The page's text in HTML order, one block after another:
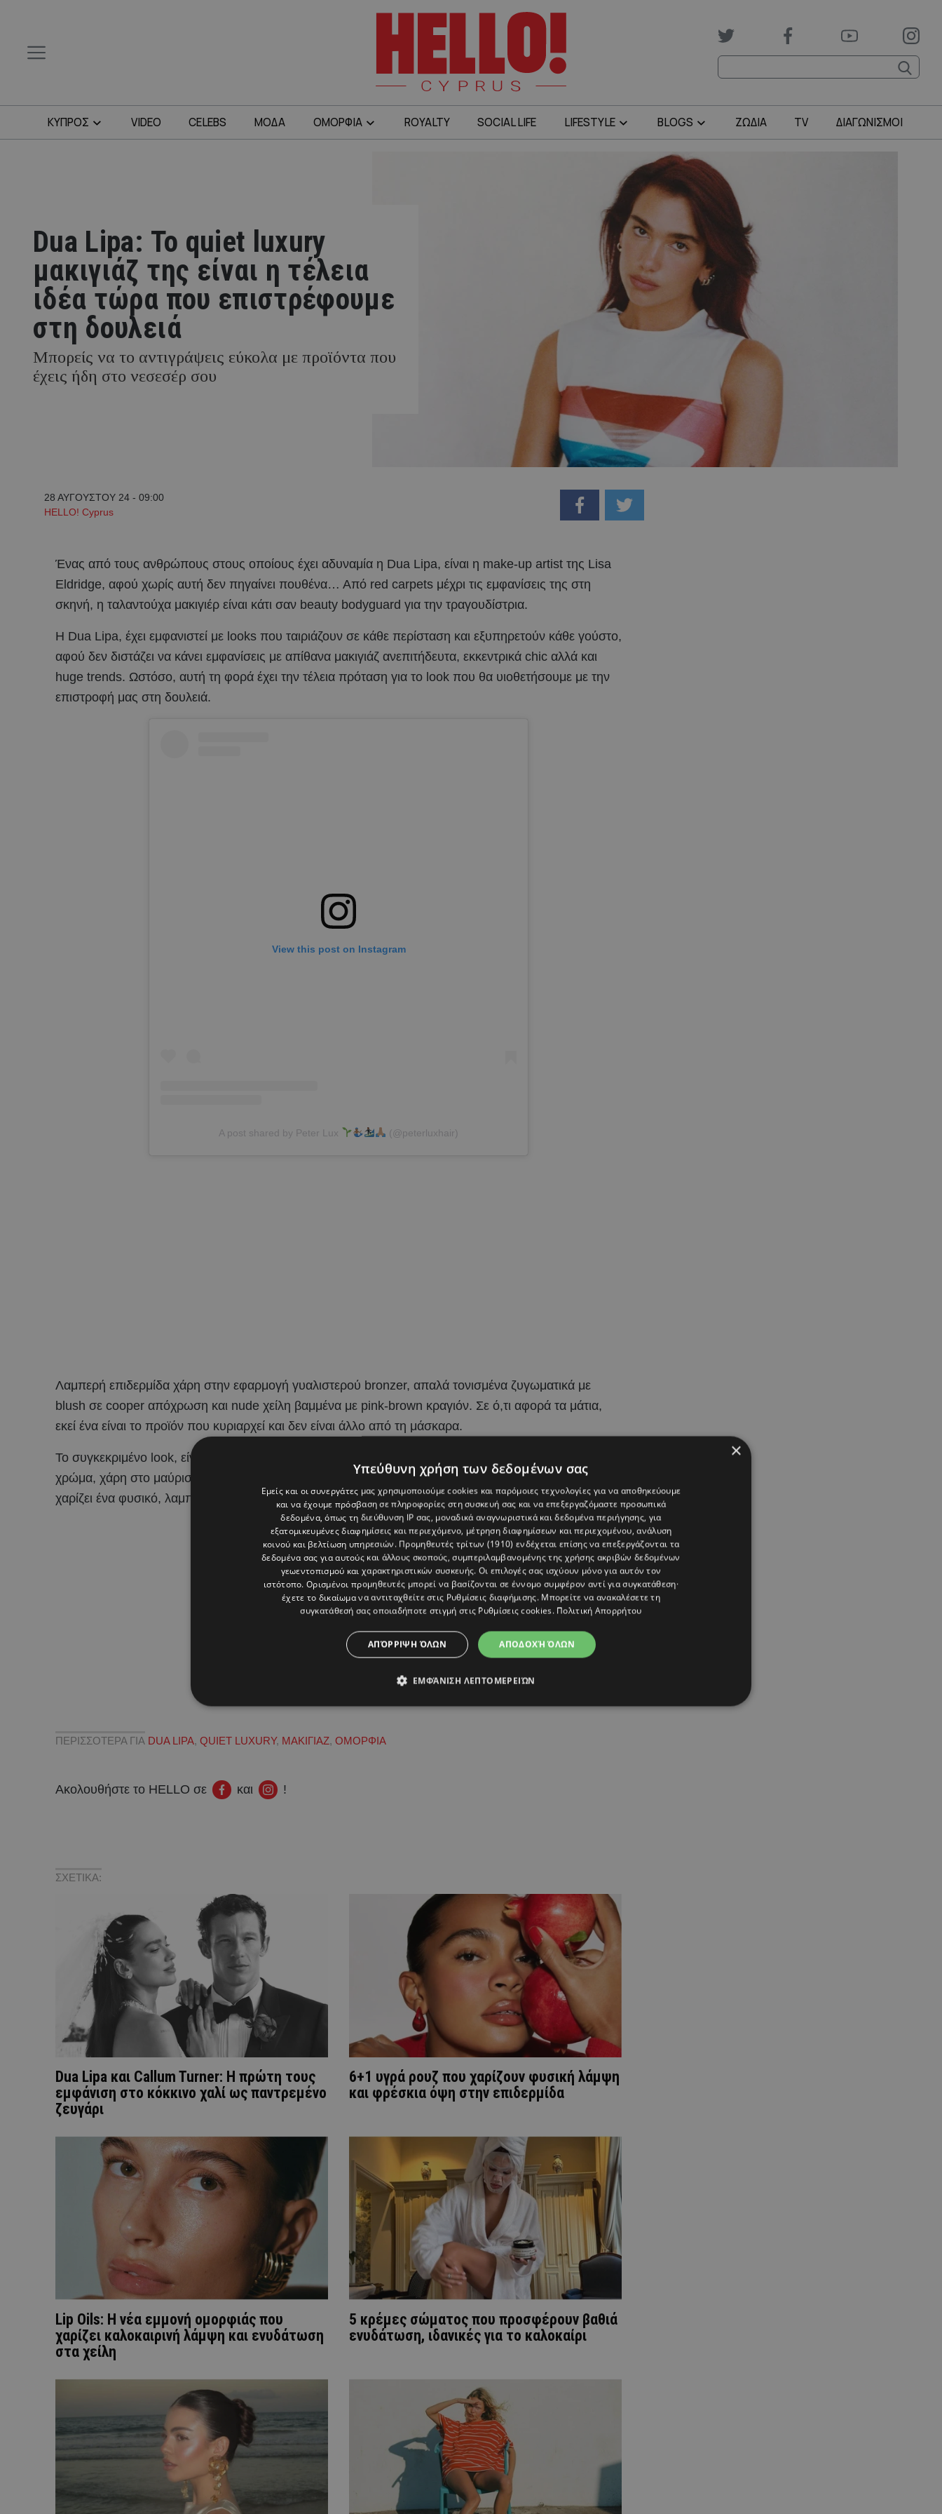
ΚΥΠΡΟΣ VIDEO CELEBS ΜΟΔΑ ΟΜΟΡΦΙΑ ROYALTY SOCIAL LIFE LIFESTYLE BLOGS ΖΩΔΙΑ TV ΔΙΑΓΩΝΙΣΜΟΙ
Dua Lipa: Το quiet luxury
μακιγιάζ της είναι η τέλεια
ιδέα τώρα που επιστρέφουμε
στη δουλειά
Μπορείς να το αντιγράψεις εύκολα με προϊόντα που
έχεις ήδη στο νεσεσέρ σου
28 ΑΥΓΟΥΣΤΟΥ 24 - 09:00
HELLO! Cyprus
Ένας από τους ανθρώπους στους οποίους έχει αδυναμία η Dua Lipa, είναι η make-up artist της Lisa
Eldridge, αφού χωρίς αυτή δεν πηγαίνει πουθένα… Από red carpets μέχρι τις εμφανίσεις της στη
σκηνή, η ταλαντούχα μακιγιέρ είναι κάτι σαν beauty bodyguard για την τραγουδίστρια.
Η Dua Lipa, έχει εμφανιστεί με looks που ταιριάζουν σε κάθε περίσταση και εξυπηρετούν κάθε γούστο,
αφού δεν διστάζει να κάνει εμφανίσεις με απίθανα μακιγιάζ ανεπιτήδευτα, εκκεντρικά chic αλλά και
huge trends. Ωστόσο, αυτή τη φορά έχει την τέλεια πρόταση για το look που θα υιοθετήσουμε με την
επιστροφή μας στη δουλειά.
View this post on Instagram
A post shared by Peter Lux (@peterluxhair)
Λαμπερή επιδερμίδα χάρη στην εφαρμογή γυαλιστερού bronzer, απαλά τονισμένα ζυγωματικά με
blush σε cooper απόχρωση και nude χείλη βαμμένα με pink-brown κραγιόν. Σε ό,τι αφορά τα μάτια,
εκεί ένα είναι το προϊόν που κυριαρχεί και δεν είναι άλλο από τη μάσκαρα.
Το συγκεκριμένο look, είναι ιδανικό για αυτή την εποχή που η επιδερμίδα έχει πάρει ένα ηλιοκαμμένο
χρώμα, χάρη στο μαύρισμα του καλοκαιριού, ενώ παράλληλα δεν αποτελείται από καμία υπερβολή και
χαρίζει ένα φυσικό, λαμπερό αποτέλεσμα.
ΠΕΡΙΣΣΟΤΕΡΑ ΓΙΑ DUA LIPA, QUIET LUXURY, ΜΑΚΙΓΙΑΖ, ΟΜΟΡΦΙΑ
Ακολουθήστε το HELLO σε και !
ΣΧΕΤΙΚΑ:
Dua Lipa και Callum Turner: Η πρώτη τους
εμφάνιση στο κόκκινο χαλί ως παντρεμένο
ζευγάρι
6+1 υγρά ρουζ που χαρίζουν φυσική λάμψη
και φρέσκια όψη στην επιδερμίδα
Lip Oils: Η νέα εμμονή ομορφιάς που
χαρίζει καλοκαιρινή λάμψη και ενυδάτωση
στα χείλη
5 κρέμες σώματος που προσφέρουν βαθιά
ενυδάτωση, ιδανικές για το καλοκαίρι
×
Υπεύθυνη χρήση των δεδομένων σας
Εμείς και οι συνεργάτες μας χρησιμοποιούμε cookies και παρόμοιες τεχνολογίες για να αποθηκεύουμε
και να έχουμε πρόσβαση σε πληροφορίες στη συσκευή σας και να επεξεργαζόμαστε προσωπικά
δεδομένα, όπως τη διεύθυνση IP σας, μοναδικά αναγνωριστικά και δεδομένα περιήγησης, για
εξατομικευμένες διαφημίσεις και περιεχόμενο, μέτρηση διαφημίσεων και περιεχομένου, ανάλυση
κοινού και βελτίωση υπηρεσιών. Προμηθευτές τρίτων (1910) ενδέχεται επίσης να επεξεργάζονται τα
δεδομένα σας για αυτούς και άλλους σκοπούς, συμπεριλαμβανομένης της χρήσης ακριβών δεδομένων
γεωεντοπισμού και χαρακτηριστικών συσκευής. Οι επιλογές σας ισχύουν μόνο για αυτόν τον
ιστότοπο. Ορισμένοι προμηθευτές μπορεί να βασίζονται σε έννομο συμφέρον αντί για συγκατάθεση·
έχετε το δικαίωμα να αντιταχθείτε στις Ρυθμίσεις διαφήμισης. Μπορείτε να ανακαλέσετε τη
συγκατάθεσή σας οποιαδήποτε στιγμή στις Ρυθμίσεις cookies. Πολιτική Απορρήτου
ΑΠΟΔΟΧΉ ΌΛΩΝ
ΑΠΌΡΡΙΨΗ ΌΛΩΝ
ΕΜΦΆΝΙΣΗ ΛΕΠΤΟΜΕΡΕΙΏΝ